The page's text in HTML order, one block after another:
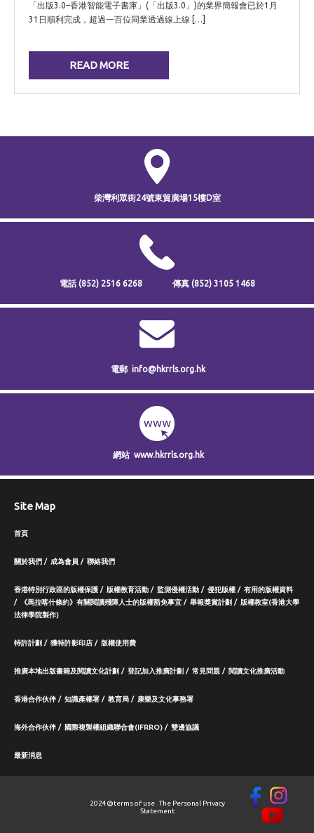
「出版3.0–香港智能電子書庫」(「出版3.0」)的業界簡報會已於1月
31日順利完成，超過一百位同業透過線上線 […]
READ MORE
柴灣利眾街24號東貿廣場15樓D室
電話(852) 2516 6268 傳真 (852) 3105 1468
電郵 info@hkrrls.org.hk
網站 www.hkrrls.org.hk
Site Map
首頁
關於我們 成為會員 聯絡我們
香港特別行政區的版權保護 版權教育活動 監測侵權活動 侵犯版權
有用的版權資料
《馬拉喀什條約》有關閱讀殘障人士的版權豁免事宜
舉報獎賞計劃
版權教室(香港大學
法律學院製作)
特許計劃 獲特許影印店 版權使用費
推廣本地出版書籍及閱讀文化計劃 登記加入推廣計劃 常見問題 閱讀文化推廣活動
香港合作伙伴 知識產權署 教育局 康樂及文化事務署
海外合作伙伴 國際複製權組織聯合會(IFRRO) 雙邊協議
最新消息
2024@terms of use The Personal Privacy
Statement